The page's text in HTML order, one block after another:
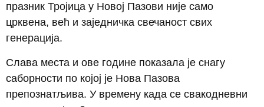
празник Тројица у Новој Пазови није само
црквена, већ и заједничка свечаност свих
генерација.
Слава места и ове године показала је снагу
саборности по којој је Нова Пазова
препознатљива. У времену када се свакодневни